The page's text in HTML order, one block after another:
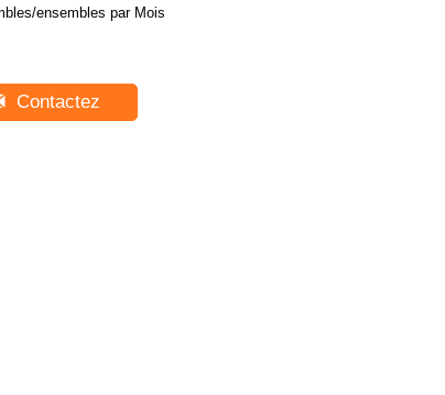
30 ensembles/ensembles par Mois
Contactez